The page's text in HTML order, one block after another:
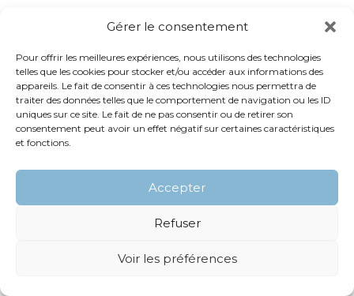
Gérer le consentement
Pour offrir les meilleures expériences, nous utilisons des technologies
telles que les cookies pour stocker et/ou accéder aux informations des
appareils. Le fait de consentir à ces technologies nous permettra de
traiter des données telles que le comportement de navigation ou les ID
uniques sur ce site. Le fait de ne pas consentir ou de retirer son
consentement peut avoir un effet négatif sur certaines caractéristiques
et fonctions.
Accepter
Refuser
Voir les préférences